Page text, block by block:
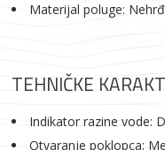
Materijal poluge:
TEHNIČKE
Indikator razine vode:
Otvaranje poklopca: